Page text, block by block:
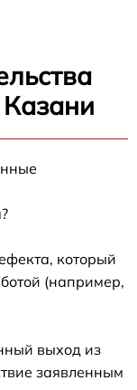
Казани
который
(например,
выход из
заявленным